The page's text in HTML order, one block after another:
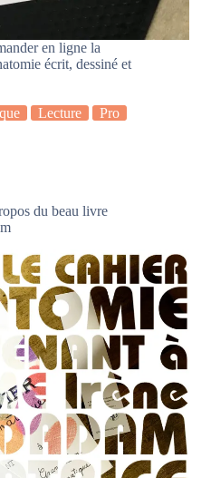
en ligne la
écrit, dessiné et
Lecture Pro
du beau livre